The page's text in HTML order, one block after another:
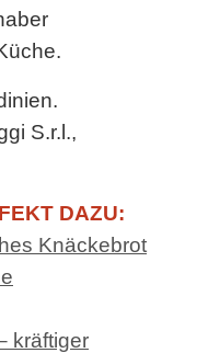
S.r.l.,
DAZU:
Knäckebrot
kräftiger